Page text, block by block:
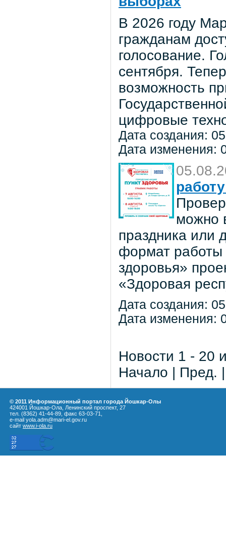
В 2026 году
гражданам
голосование.
сентября.
возможность
цифровые
Дата создания:
Дата изменения:
можно
праздника или
формат работы
здоровья»
«Здоровая
Дата создания:
Дата изменения:
Новости 1 - 20
Начало | Пред.
© 2011 Информационный портал города Йошкар-Олы
424001 Йошкар-Ола, Ленинский проспект, 27
тел. (8362) 41-44-89, факс 63-03-71,
e-mail yola.adm@mari-el.gov.ru
сайт www.i-ola.ru